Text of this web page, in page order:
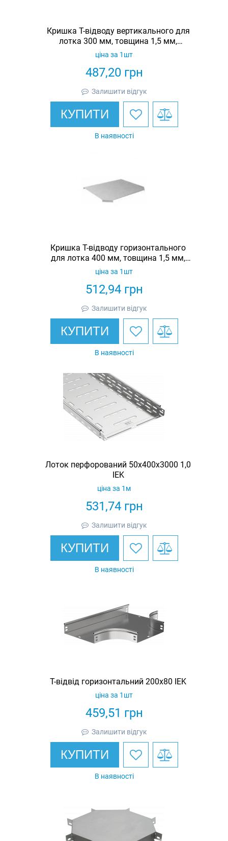
Кришка Т-відводу вертикального для
лотка 300 мм, товщина 1,5 мм,
гарячеоцинкована, Eurotray
487,20грн
ціна за 1шт
Залишити відгук
КУПИТИ
В наявності
Кришка Т-відводу горизонтального
для лотка 400 мм, товщина 1,5 мм,
гарячеоцинкована, Eurotray
512,94грн
ціна за 1шт
Залишити відгук
КУПИТИ
В наявності
Лоток перфорований 50х400х3000 1,0
IEK
531,74грн
ціна за 1м
Залишити відгук
КУПИТИ
В наявності
Т-відвід горизонтальний 200х80 IEK
459,51 грн
ціна за 1шт
Залишити відгук
КУПИТИ
В наявності